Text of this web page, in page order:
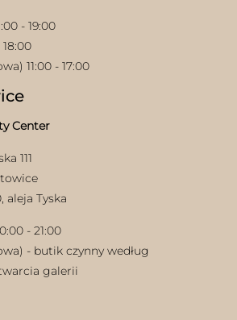
- 19:00
18:00
11:00 - 17:00
Center
111
aleja Tyska
- 21:00
- butik czynny według
otwarcia galerii